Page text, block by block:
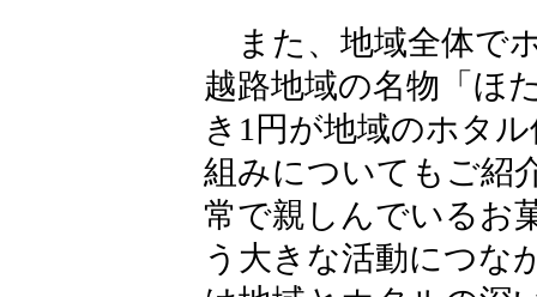
また、地域全体で
越路地域の名物「ほ
き1円が地域のホタ
組みについてもご紹
常で親しんでいるお
う大きな活動につな